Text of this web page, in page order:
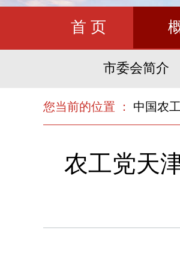
首 页
市委会简介
您当前的位置 ： 中国农
农工党天